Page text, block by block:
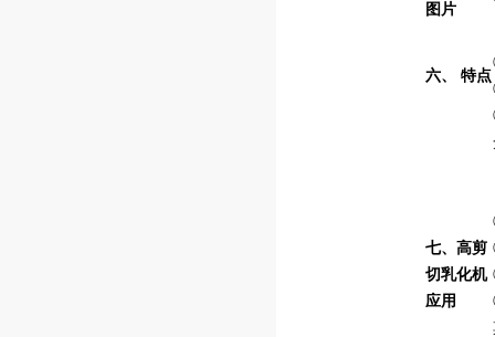
图片
六、特点
七、高剪
切乳化机
应用